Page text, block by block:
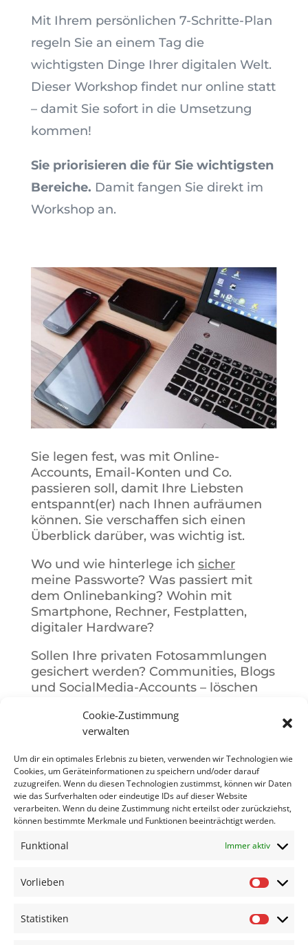
Cookie-Zustimmung
verwalten
Um dir ein optimales Erlebnis zu bieten, verwenden wir Technologien wie
Cookies, um Geräteinformationen zu speichern und/oder darauf
zuzugreifen. Wenn du diesen Technologien zustimmst, können wir Daten
wie das Surfverhalten oder eindeutige IDs auf dieser Website
verarbeiten. Wenn du deine Zustimmung nicht erteilst oder zurückziehst,
können bestimmte Merkmale und Funktionen beeinträchtigt werden.
Funktional Immer aktiv
Vorlieben
Statistiken
Mit Ihrem persönlichen 7-Schritte-Plan
regeln Sie an einem Tag die
wichtigsten Dinge Ihrer digitalen Welt.
Dieser Workshop findet nur online statt
– damit Sie sofort in die Umsetzung
kommen!
Sie priorisieren die für Sie wichtigsten
Bereiche. Damit fangen Sie direkt im
Workshop an.
Sie legen fest, was mit Online-
Accounts, Email-Konten und Co.
passieren soll, damit Ihre Liebsten
entspannt(er) nach Ihnen aufräumen
können. Sie verschaffen sich einen
Überblick darüber, was wichtig ist.
Wo und wie hinterlege ich sicher
meine Passworte? Was passiert mit
dem Onlinebanking? Wohin mit
Smartphone, Rechner, Festplatten,
digitaler Hardware?
Sollen Ihre privaten Fotosammlungen
gesichert werden? Communities, Blogs
und SocialMedia-Accounts – löschen
Wer soll Ihr digitaler Nachlassverwalter
Vollmacht für den digitalen Nachlass?
Dieser Workshop gibt Antworten und
Klarheit.
WORKSHOP